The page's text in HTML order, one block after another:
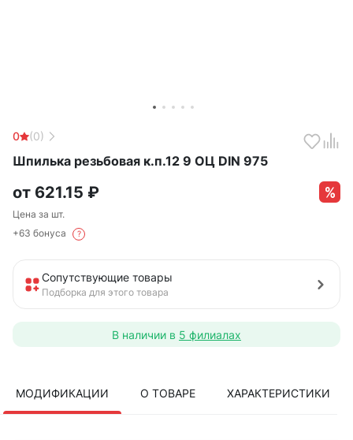
0 (0)
Шпилька резьбовая к.п.12 9 ОЦ DIN 975
от 621.15 ₽
Цена за шт.
+63 бонуса
?
Сопутствующие товары
Подборка для этого товара
В наличии в 5 филиалах
МОДИФИКАЦИИ О ТОВАРЕ ХАРАКТЕРИСТИКИ